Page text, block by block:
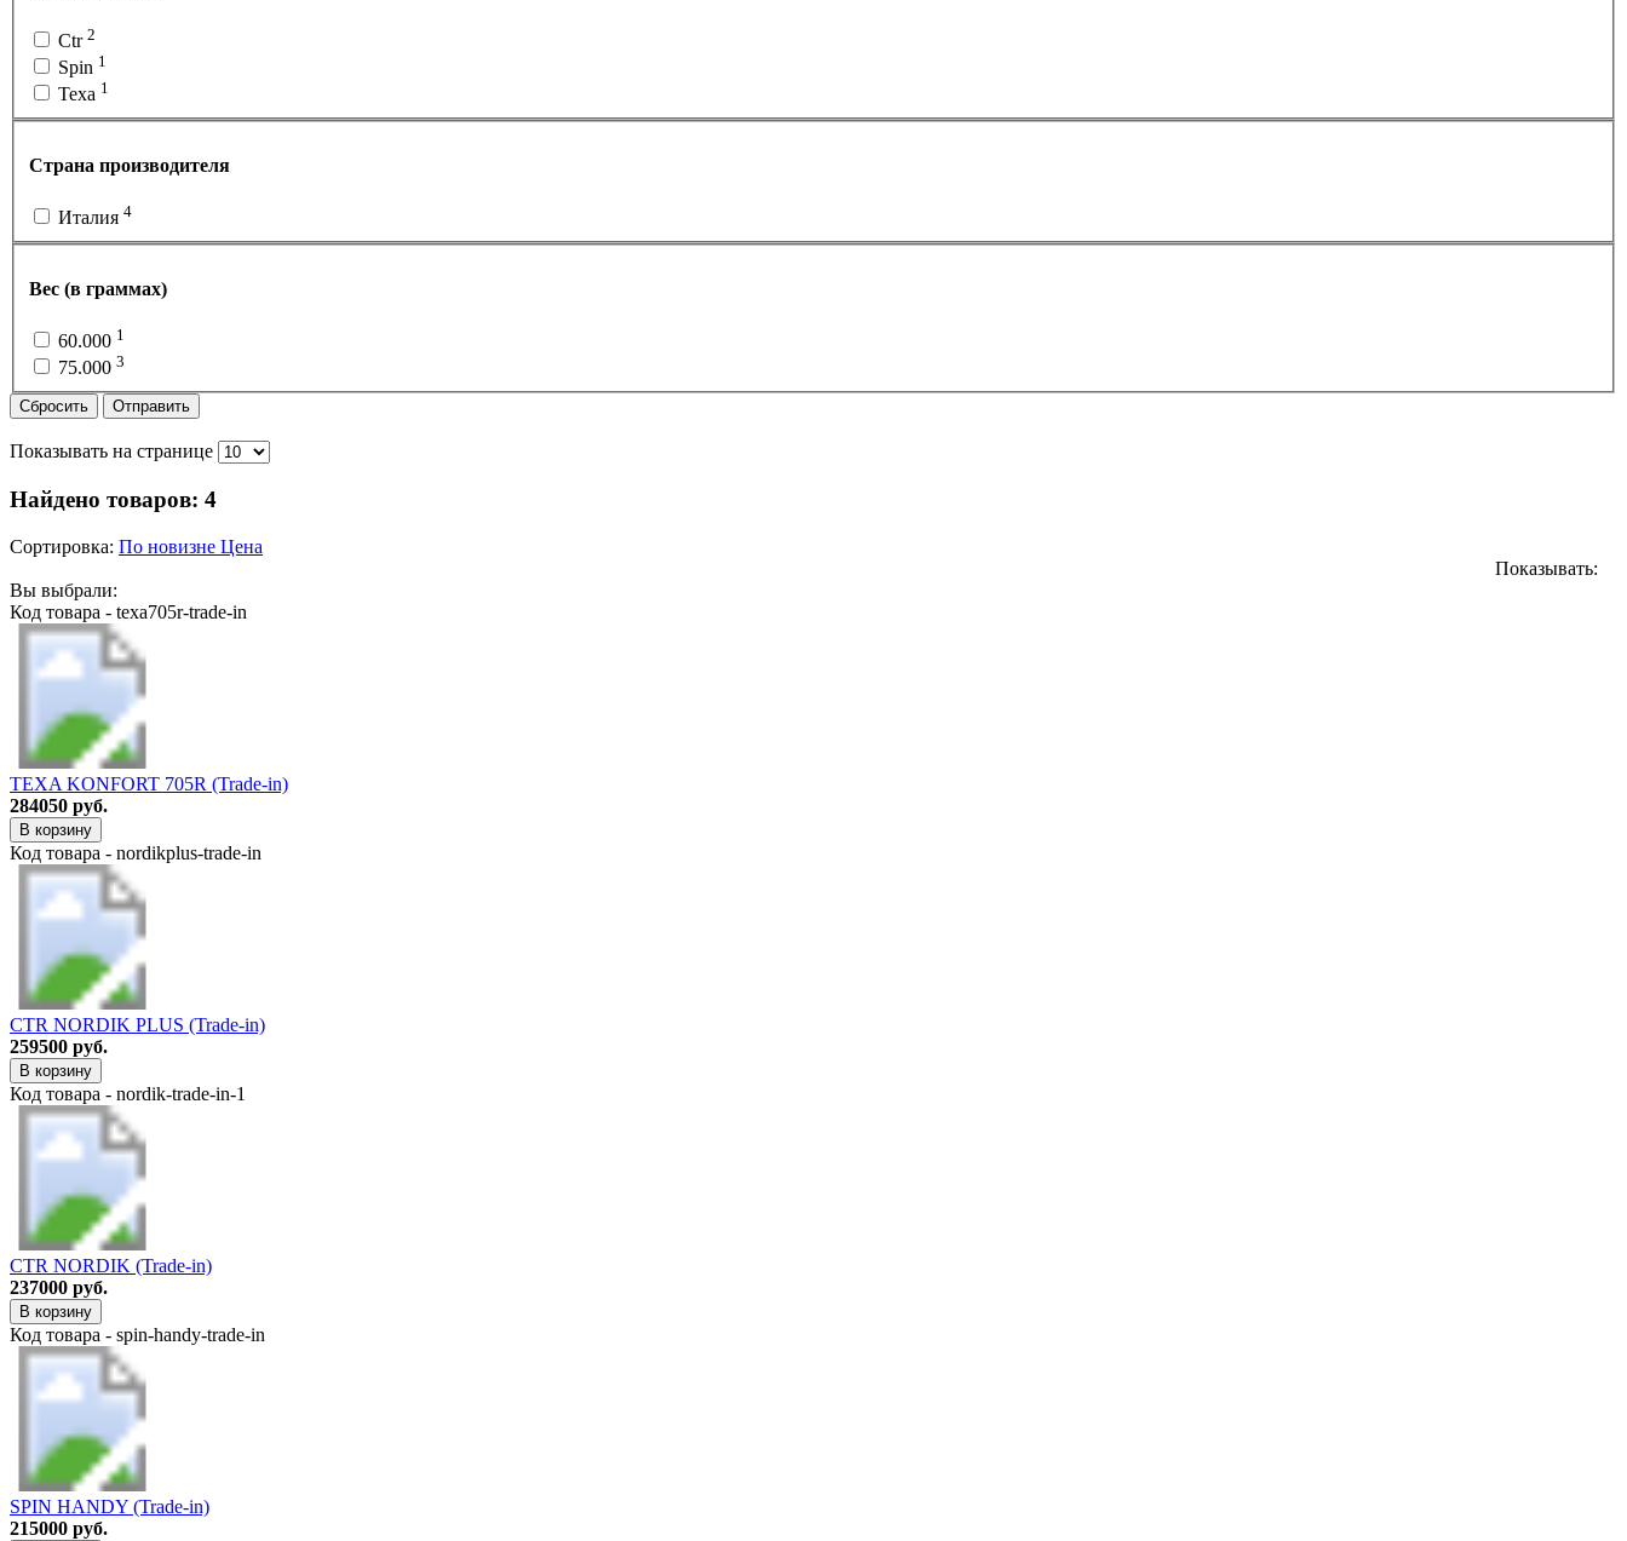
Ctr 2
Spin 1
Texa 1
Страна производителя
Италия 4
Вес (в граммах)
60.000 1
75.000 3
Сбросить Отправить
Показывать на странице
Найдено товаров: 4
Сортировка: По новизне Цена
Показывать:
Вы выбрали:
Код товара - texa705r-trade-in
TEXA KONFORT 705R (Trade-in)
284050 руб.
В корзину
Код товара - nordikplus-trade-in
CTR NORDIK PLUS (Trade-in)
259500 руб.
В корзину
Код товара - nordik-trade-in-1
CTR NORDIK (Trade-in)
237000 руб.
В корзину
Код товара - spin-handy-trade-in
SPIN HANDY (Trade-in)
215000 руб.